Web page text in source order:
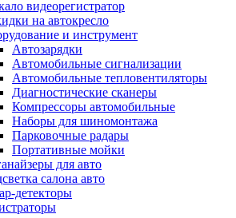
видеорегистратор
на автокресло
и инструмент
Автозарядки
Автомобильные сигнализации
Автомобильные тепловентиляторы
Диагностические сканеры
Компрессоры автомобильные
Наборы для шиномонтажа
Парковочные радары
Портативные мойки
для авто
салона авто
детекторы